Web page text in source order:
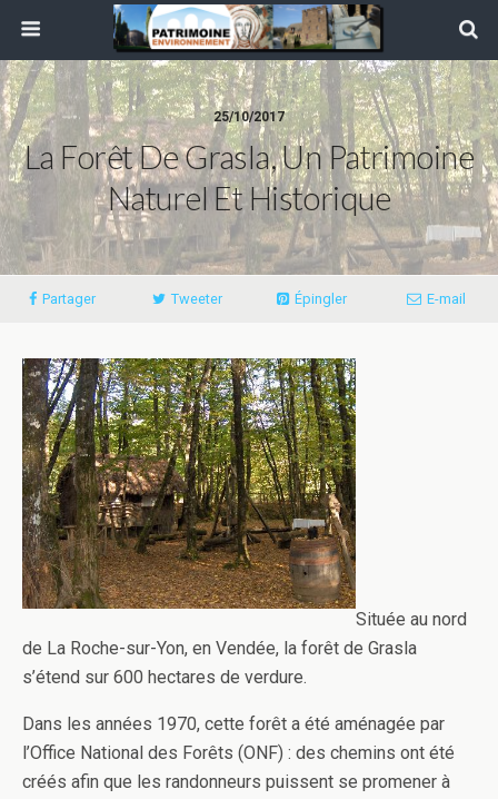
25/10/2017
La Forêt De Grasla, Un Patrimoine
Naturel Et Historique
Partager Tweeter Épingler E-mail
Située au nord
de La Roche-sur-Yon, en Vendée, la forêt de Grasla
s’étend sur 600 hectares de verdure.
Dans les années 1970, cette forêt a été aménagée par
l’Office National des Forêts (ONF) : des chemins ont été
créés afin que les randonneurs puissent se promener à